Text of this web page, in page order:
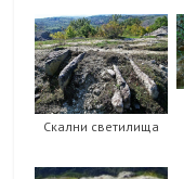
Скални светилища